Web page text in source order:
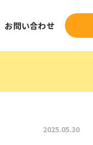
お問い合わせ
2025.05.30